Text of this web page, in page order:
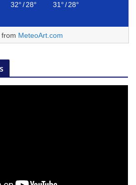
32°/28° 31°/28°
from MeteoArt.com